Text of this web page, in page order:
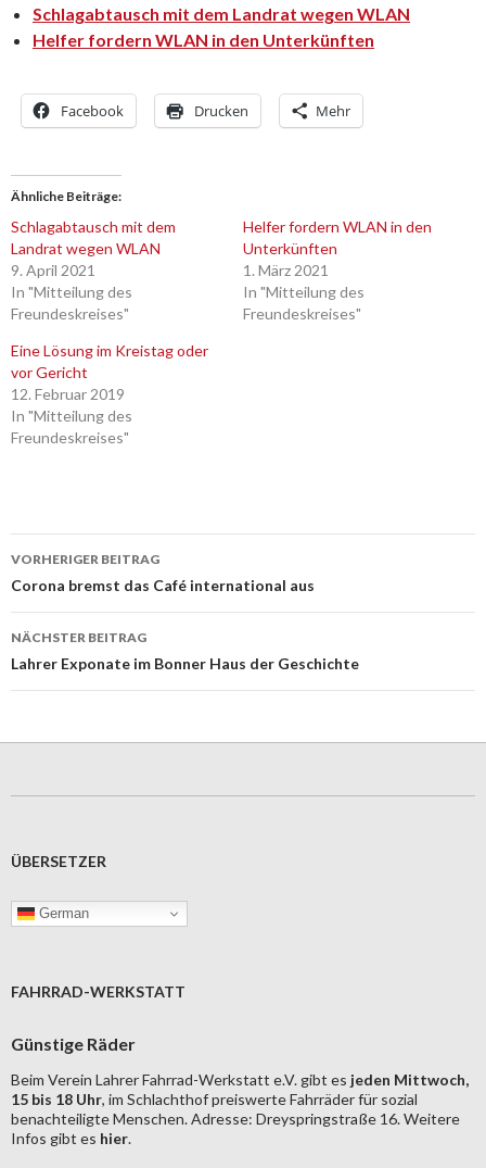
Schlagabtausch mit dem Landrat wegen WLAN
Helfer fordern WLAN in den Unterkünften
Facebook Drucken Mehr
Ähnliche Beiträge
Schlagabtausch mit dem
Landrat wegen WLAN
9. April 2021
In "Mitteilung des
Freundeskreises"
Helfer fordern WLAN in den
Unterkünften
1. März 2021
In "Mitteilung des
Freundeskreises"
Eine Lösung im Kreistag oder
vor Gericht
12. Februar 2019
In "Mitteilung des
Freundeskreises"
Beitrags-
Navigation
VORHERIGER BEITRAG
Corona bremst das Café international aus
NÄCHSTER BEITRAG
Lahrer Exponate im Bonner Haus der Geschichte
ÜBERSETZER
German
FAHRRAD-WERKSTATT
Günstige Räder
Beim Verein Lahrer Fahrrad-Werkstatt e.V. gibt es jeden Mittwoch,
15 bis 18 Uhr, im Schlachthof preiswerte Fahrräder für sozial
benachteiligte Menschen. Adresse: Dreyspringstraße 16. Weitere
Infos gibt es hier.